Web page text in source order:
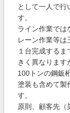
として一人で行
す。
ライン作業では
レーン作業等は
１台完成する
きく異なります
100トンの鋼鈑
塗装も含めて製
す。
原則、顧客先（